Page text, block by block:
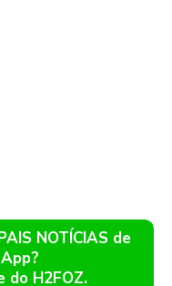
NOTÍCIAS de
do H2FOZ.